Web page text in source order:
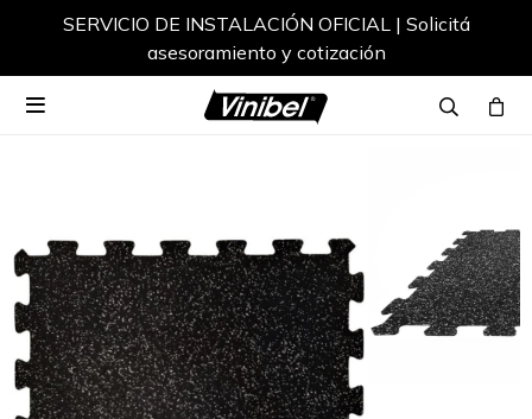
SERVICIO DE INSTALACIÓN OFICIAL | Solicitá
asesoramiento y cotización
